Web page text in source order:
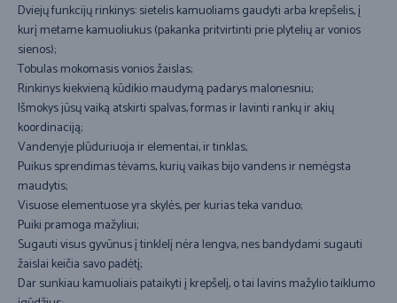
Dviejų funkcijų rinkinys: sietelis kamuoliams gaudyti arba krepšelis, į
kurį metame kamuoliukus (pakanka pritvirtinti prie plytelių ar vonios
sienos);
Tobulas mokomasis vonios žaislas;
Rinkinys kiekvieną kūdikio maudymą padarys malonesniu;
Išmokys jūsų vaiką atskirti spalvas, formas ir lavinti rankų ir akių
koordinaciją;
Vandenyje plūduriuoja ir elementai, ir tinklas;
Puikus sprendimas tėvams, kurių vaikas bijo vandens ir nemėgsta
maudytis;
Visuose elementuose yra skylės, per kurias teka vanduo;
Puiki pramoga mažyliui;
Sugauti visus gyvūnus į tinklelį nėra lengva, nes bandydami sugauti
žaislai keičia savo padėtį;
Dar sunkiau kamuoliais pataikyti į krepšelį, o tai lavins mažylio taiklumo